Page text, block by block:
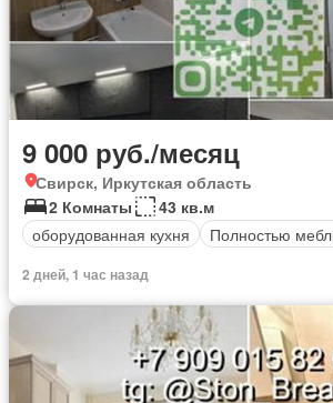
9 000 руб./месяц
Свирск, Иркутская область
2 Комнаты
43 кв.м
оборудованная кухня
Полностью
2 дней, 1 час назад